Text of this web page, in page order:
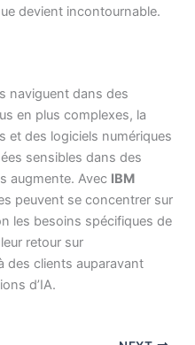
devient incontournable.
naviguent dans des
en plus complexes, la
et des logiciels numériques
sensibles dans des
augmente. Avec IBM
peuvent se concentrer sur
les besoins spécifiques de
retour sur
des clients auparavant
d’IA.